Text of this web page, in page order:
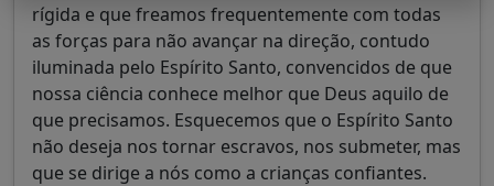
rígida e que freamos frequentemente com todas
as forças para não avançar na direção, contudo
iluminada pelo Espírito Santo, convencidos de que
nossa ciência conhece melhor que Deus aquilo de
que precisamos. Esquecemos que o Espírito Santo
não deseja nos tornar escravos, nos submeter, mas
que se dirige a nós como a crianças confiantes.